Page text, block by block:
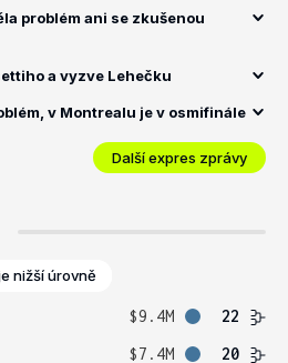
problém ani se zkušenou
a vyzve Lehečku
v Montrealu je v osmifinále
Další expres zprávy
nižší úrovně
$9.4M
22
$7.4M 20